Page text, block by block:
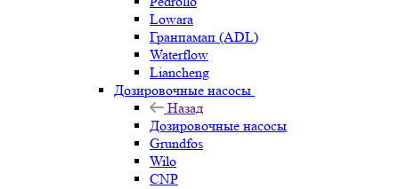
Lowara
Гранпамап (ADL)
Waterflow
Liancheng
Дозировочные насосы
Назад
Дозировочные насосы
Grundfos
Wilo
CNP